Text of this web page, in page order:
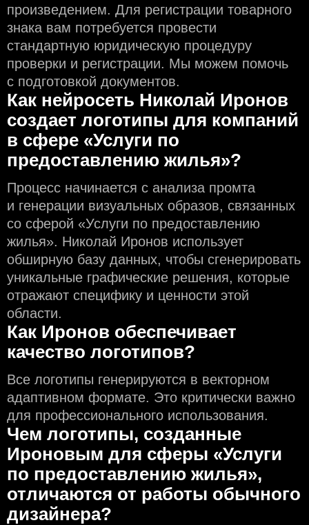
произведением. Для регистрации товарного
знака вам потребуется провести
стандартную юридическую процедуру
проверки и регистрации. Мы можем помочь
с подготовкой документов.
Как нейросеть Николай Иронов
создаeт логотипы для компаний
в сфере «Услуги по
предоставлению жилья»?
Процесс начинается с анализа промта
и генерации визуальных образов, связанных
со сферой «Услуги по предоставлению
жилья». Николай Иронов использует
обширную базу данных, чтобы сгенерировать
уникальные графические решения, которые
отражают специфику и ценности этой
области.
Как Иронов обеспечивает
качество логотипов?
Все логотипы генерируются в векторном
адаптивном формате. Это критически важно
для профессионального использования.
Чем логотипы, созданные
Ироновым для сферы «Услуги
по предоставлению жилья»,
отличаются от работы обычного
дизайнера?